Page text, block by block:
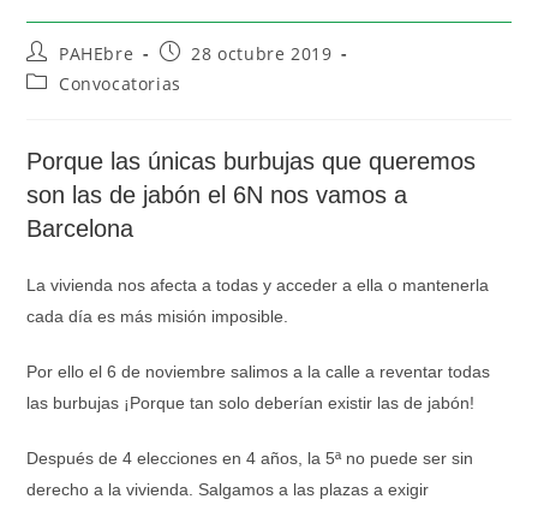
PAHEbre
28 octubre 2019
Convocatorias
Porque las únicas burbujas que queremos
son las de jabón el 6N nos vamos a
Barcelona
La vivienda nos afecta a todas y acceder a ella o mantenerla
cada día es más misión imposible.
Por ello el 6 de noviembre salimos a la calle a reventar todas
las burbujas ¡Porque tan solo deberían existir las de jabón!
Después de 4 elecciones en 4 años, la 5ª no puede ser sin
derecho a la vivienda. Salgamos a las plazas a exigir